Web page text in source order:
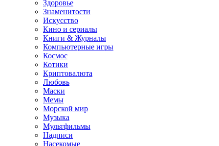
Здоровье
Знаменитости
Искусство
Кино и сериалы
Книги & Журналы
Компьютерные игры
Космос
Котики
Криптовалюта
Любовь
Маски
Мемы
Морской мир
Музыка
Мультфильмы
Надписи
Насекомые